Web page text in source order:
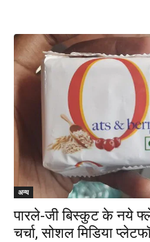
अन्य
पारले-जी बिस्कुट के नये
चर्चा, सोशल मिडिया